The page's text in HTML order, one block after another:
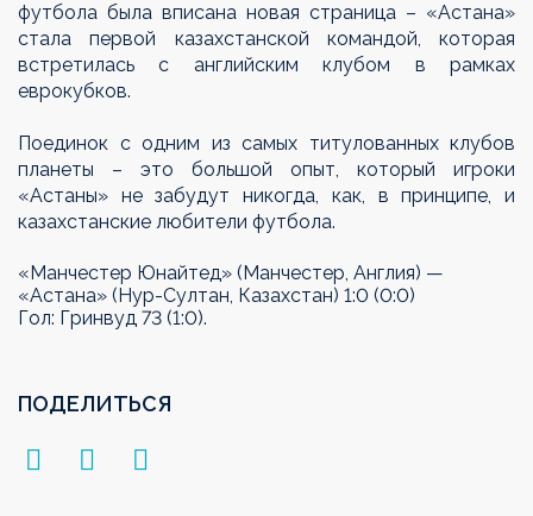
футбола была вписана новая страница – «Астана»
стала первой казахстанской командой, которая
встретилась с английским клубом в рамках
еврокубков.
Поединок с одним из самых титулованных клубов
планеты – это большой опыт, который игроки
«Астаны» не забудут никогда, как, в принципе, и
казахстанские любители футбола.
«Манчестер Юнайтед» (Манчестер, Англия) —
«Астана» (Нур-Султан, Казахстан) 1:0 (0:0)
Гол: Гринвуд 73 (1:0).
ПОДЕЛИТЬСЯ